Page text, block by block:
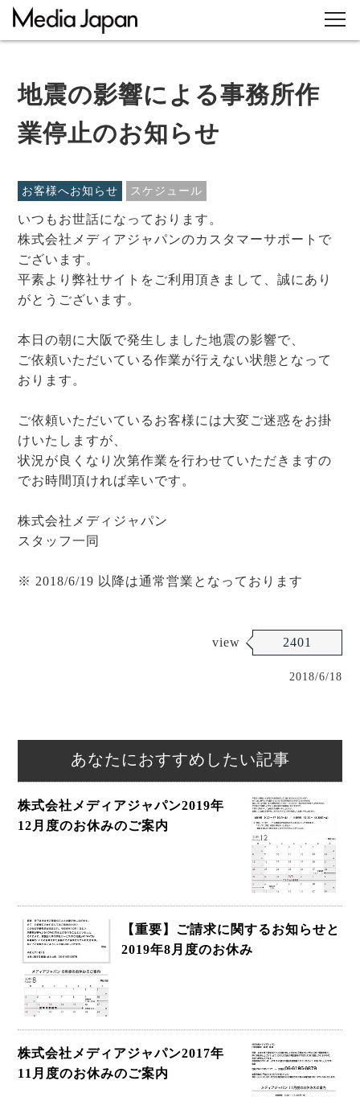
地震の影響による事務所作
業停止のお知らせ
お客様へお知らせ スケジュール
いつもお世話になっております。
株式会社メディアジャパンのカスタマーサポートで
ございます。
平素より弊社サイトをご利用頂きまして、誠にあり
がとうございます。
本日の朝に大阪で発生しました地震の影響で、
ご依頼いただいている作業が行えない状態となって
おります。
ご依頼いただいているお客様には大変ご迷惑をお掛
けいたしますが、
状況が良くなり次第作業を行わせていただきますの
でお時間頂ければ幸いです。
株式会社メディジャパン
スタッフ一同
※ 2018/6/19 以降は通常営業となっております
view 2401
2018/6/18
あなたにおすすめしたい記事
株式会社メディアジャパン2019年
12月度のお休みのご案内
【重要】ご請求に関するお知らせと
2019年8月度のお休み
株式会社メディアジャパン2017年
11月度のお休みのご案内